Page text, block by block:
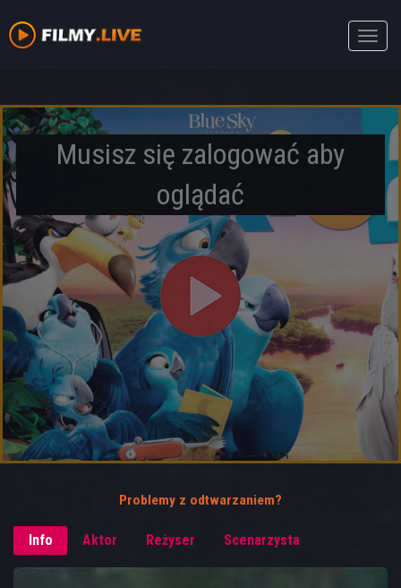
Toggle
Musisz się zalogować aby
oglądać
Problemy z odtwarzaniem?
Info Aktor Reżyser Scenarzysta